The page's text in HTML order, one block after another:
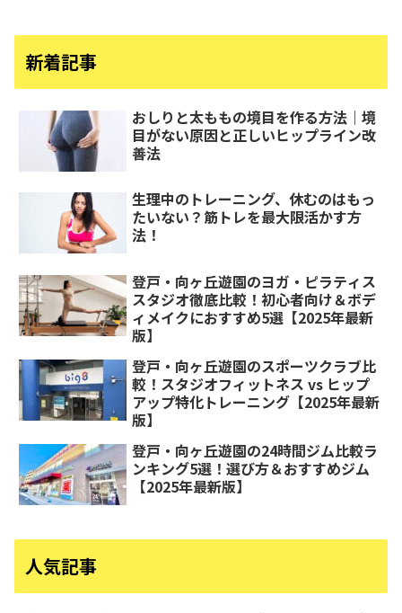
新着記事
おしりと太ももの境目を作る方法｜境
目がない原因と正しいヒップライン改
善法
生理中のトレーニング、休むのはもっ
たいない？筋トレを最大限活かす方
法！
登戸・向ヶ丘遊園のヨガ・ピラティス
スタジオ徹底比較！初心者向け＆ボデ
ィメイクにおすすめ5選【2025年最新
版】
登戸・向ヶ丘遊園のスポーツクラブ比
較！スタジオフィットネス vs ヒップ
アップ特化トレーニング【2025年最新
版】
登戸・向ヶ丘遊園の24時間ジム比較ラ
ンキング5選！選び方＆おすすめジム
【2025年最新版】
人気記事